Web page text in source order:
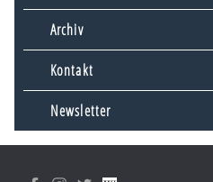
Archiv
Kontakt
Newsletter